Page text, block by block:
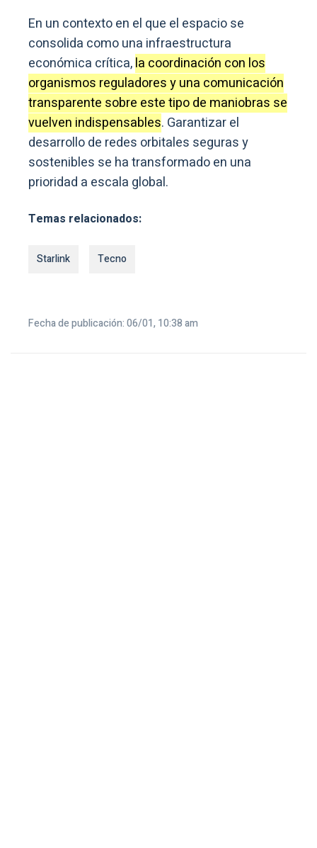
En un contexto en el que el espacio se
consolida como una infraestructura
económica crítica,la coordinación con los
organismos reguladores y una comunicación
transparente sobre este tipo de maniobras se
vuelven indispensables. Garantizar el
desarrollo de redes orbitales seguras y
sostenibles se ha transformado en una
prioridad a escala global.
Temas relacionados:
Starlink Tecno
Fecha de publicación: 06/01, 10:38 am